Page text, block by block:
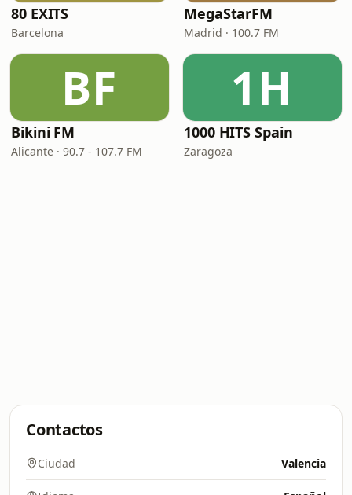
80 EXITS
Barcelona
MegaStarFM
Madrid · 100.7 FM
BF
Bikini FM
Alicante · 90.7 - 107.7 FM
1H
1000 HITS Spain
Zaragoza
Contactos
Ciudad Valencia